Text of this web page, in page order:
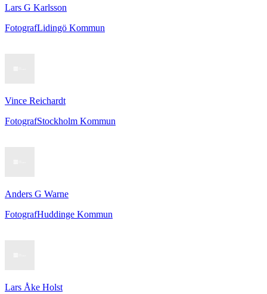
Lars G Karlsson
FotografLidingö Kommun
Vince Reichardt
FotografStockholm Kommun
Anders G Warne
FotografHuddinge Kommun
Lars Åke Holst